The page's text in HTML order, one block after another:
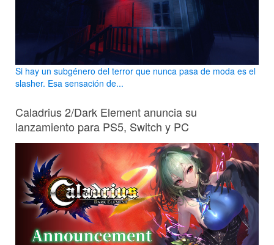
Si hay un subgénero del terror que nunca pasa de moda es el
slasher. Esa sensación de...
Caladrius 2/Dark Element anuncia su
lanzamiento para PS5, Switch y PC